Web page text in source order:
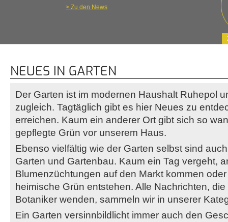
> Zu den News
NEUES IN GARTEN
Der Garten ist im modernen Haushalt Ruhepol
zugleich. Tagtäglich gibt es hier Neues zu
erreichen. Kaum ein anderer Ort gibt sich so
gepflegte Grün vor unserem Haus.
Ebenso vielfältig wie der Garten selbst sind
Garten und Gartenbau. Kaum ein Tag vergeht,
Blumenzüchtungen auf den Markt kommen
heimische Grün entstehen. Alle Nachrichten,
Botaniker wenden, sammeln wir in unserer
Ein Garten versinnbildlicht immer auch den